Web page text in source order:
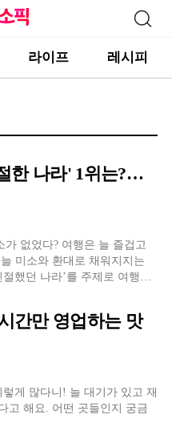
라이프 레시피
한 나라' 1위는?…
가 없었다? 여행은 늘 즐겁고
미소와 환대로 채워지지는
했던 나라’를 주제로 여행자
바탕으로 미국 야후가 순위
니아는 […]
간만 영업하는 맛
게 많다니! 늘 대기가 있고 재
고 해요. 어떤 곳들인지 궁금